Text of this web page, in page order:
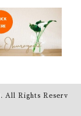
. All Rights Reserv